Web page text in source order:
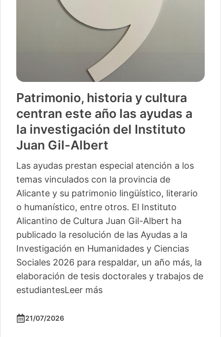
Patrimonio, historia y cultura
centran este año las ayudas a
la investigación del Instituto
Juan Gil-Albert
Las ayudas prestan especial atención a los
temas vinculados con la provincia de
Alicante y su patrimonio lingüístico, literario
o humanístico, entre otros. El Instituto
Alicantino de Cultura Juan Gil-Albert ha
publicado la resolución de las Ayudas a la
Investigación en Humanidades y Ciencias
Sociales 2026 para respaldar, un año más, la
elaboración de tesis doctorales y trabajos de
estudiantesLeer más
21/07/2026